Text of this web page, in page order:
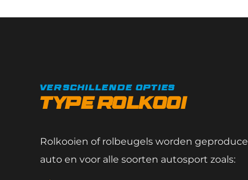
verschillende opties
type rolkooi
Rolkooien of rolbeugels worden
auto en voor alle soorten autosport zoals: